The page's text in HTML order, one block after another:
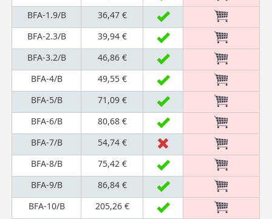
BFA-1.9/B
36,47 €
BFA-2.3/B
39,94 €
BFA-3.2/B
46,86 €
BFA-4/B
49,55 €
BFA-5/B
71,09 €
BFA-6/B
80,68 €
BFA-7/B
54,74 €
BFA-8/B
75,42 €
BFA-9/B
86,84 €
BFA-10/B
205,26 €